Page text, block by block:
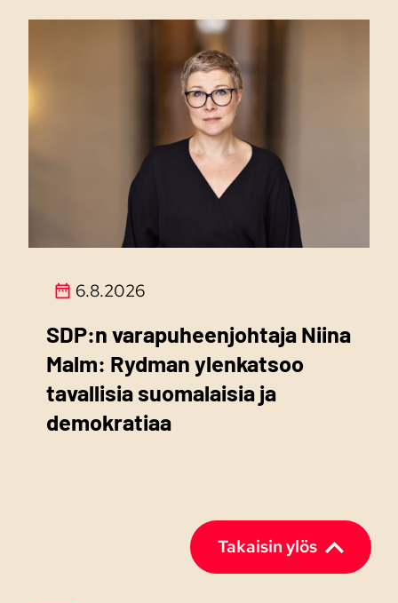
6.8.2026
SDP:n varapuheenjohtaja Niina
Malm: Rydman ylenkatsoo
tavallisia suomalaisia ja
demokratiaa
Takaisin ylös